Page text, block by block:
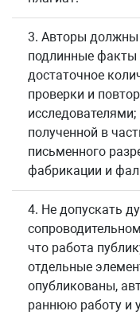
3. Авторы должны
подлинные факты
достаточное
проверки и
полученной в
письменного
фабрикации и
4. Не допускать
что работа
отдельные
опубликованы,
раннюю работу и